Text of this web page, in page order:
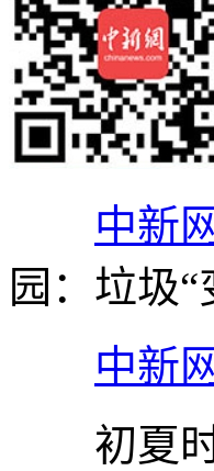
中新
园：垃圾“
中新
初夏时